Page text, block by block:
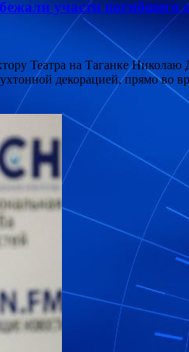
участи погибшего
Театра на Таганке
декорацией, прямо во